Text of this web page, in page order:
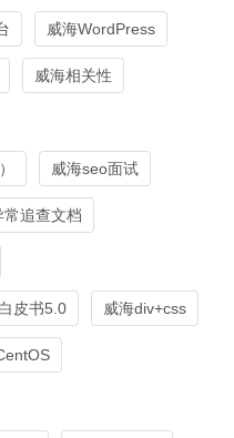
威海WordPress
威海相关性
威海seo面试
常追查文档
皮书5.0 威海div+css